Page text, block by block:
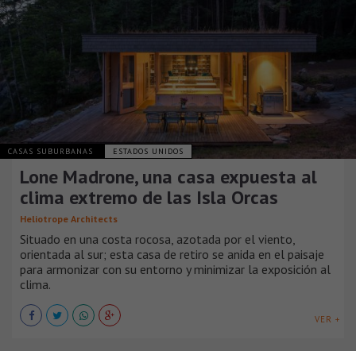
CASAS SUBURBANAS ESTADOS UNIDOS
Lone Madrone, una casa expuesta al
clima extremo de las Isla Orcas
Heliotrope Architects
Situado en una costa rocosa, azotada por el viento,
orientada al sur; esta casa de retiro se anida en el paisaje
para armonizar con su entorno y minimizar la exposición al
clima.
VER +